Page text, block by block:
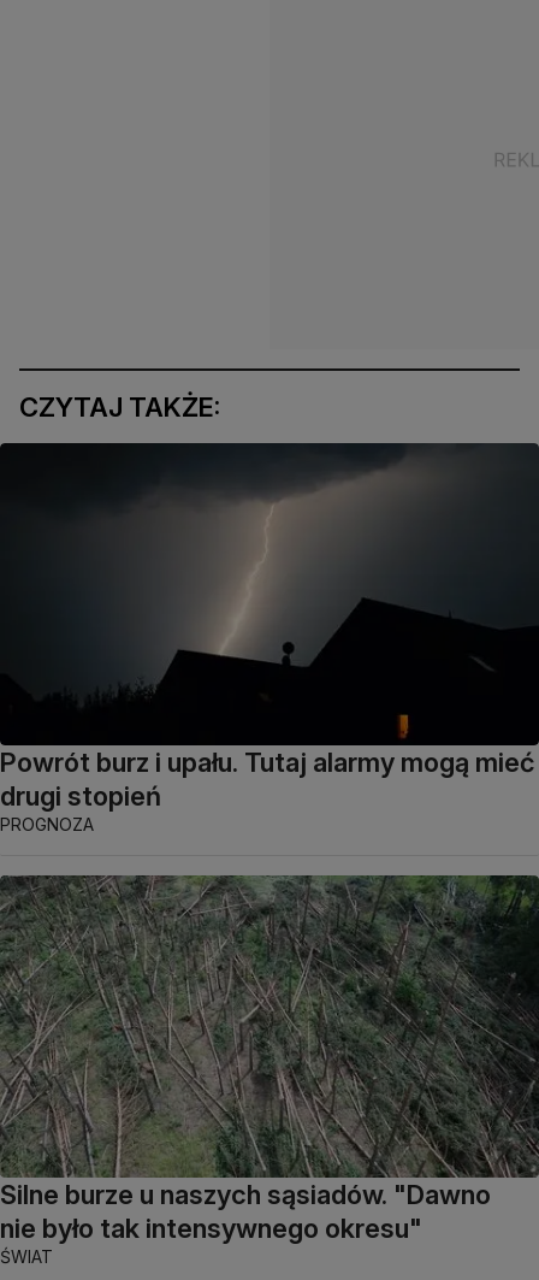
CZYTAJ TAKŻE:
Powrót burz i upału. Tutaj alarmy mogą mieć
drugi stopień
PROGNOZA
Silne burze u naszych sąsiadów. "Dawno
nie było tak intensywnego okresu"
ŚWIAT